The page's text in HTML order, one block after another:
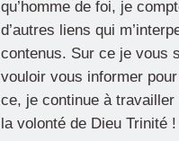
qu’homme de foi, je
d’autres liens qui
contenus. Sur ce je vous
vouloir vous informer
ce, je continue à travailler
la volonté de Dieu Trinité !